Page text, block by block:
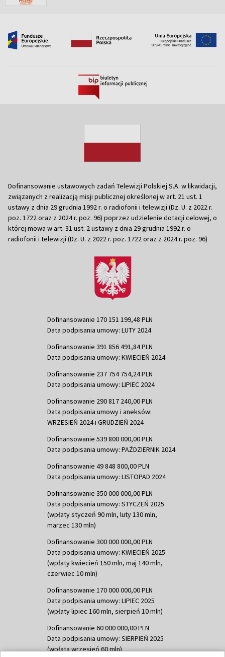
Dofinansowanie ustawowych zadań Telewizji Polskiej S.A. w likwidacji,
związanych z realizacją misji publicznej określonej w art. 21 ust. 1
ustawy z dnia 29 grudnia 1992 r. o radiofonii i telewizji (Dz. U. z 2022 r.
poz. 1722 oraz z 2024 r. poz. 96) poprzez udzielenie dotacji celowej, o
której mowa w art. 31 ust. 2 ustawy z dnia 29 grudnia 1992 r. o
radiofonii i telewizji (Dz. U. z 2022 r. poz. 1722 oraz z 2024 r. poz. 96)
Dofinansowanie 170 151 199,48 PLN
Data podpisania umowy: LUTY 2024
Dofinansowanie 391 856 491,84 PLN
Data podpisania umowy: KWIECIEŃ 2024
Dofinansowanie 237 754 754,24 PLN
Data podpisania umowy: LIPIEC 2024
Dofinansowanie 290 817 240,00 PLN
Data podpisania umowy i aneksów:
WRZESIEŃ 2024 i GRUDZIEŃ 2024
Dofinansowanie 539 800 000,00 PLN
Data podpisania umowy: PAŹDZIERNIK 2024
Dofinansowanie 49 848 800,00 PLN
Data podpisania umowy: LISTOPAD 2024
Dofinansowanie 350 000 000,00 PLN
Data podpisania umowy: STYCZEŃ 2025
(wpłaty styczeń 90 mln, luty 130 mln,
marzec 130 mln)
Dofinansowanie 300 000 000,00 PLN
Data podpisania umowy: KWIECIEŃ 2025
(wpłaty kwiecień 150 mln, maj 140 mln,
czerwiec 10 mln)
Dofinansowanie 170 000 000,00 PLN
Data podpisania umowy: LIPIEC 2025
(wpłaty lipiec 160 mln, sierpień 10 mln)
Dofinansowanie 60 000 000,00 PLN
Data podpisania umowy: SIERPIEŃ 2025
(wpłata wrzesień 60 mln)